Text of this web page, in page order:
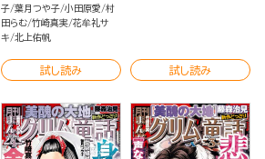
子 葉月つや子 小田原愛 村
田らむ 竹崎真実 花牟礼サ
キ 北上佑帆
試し読み 試し読み